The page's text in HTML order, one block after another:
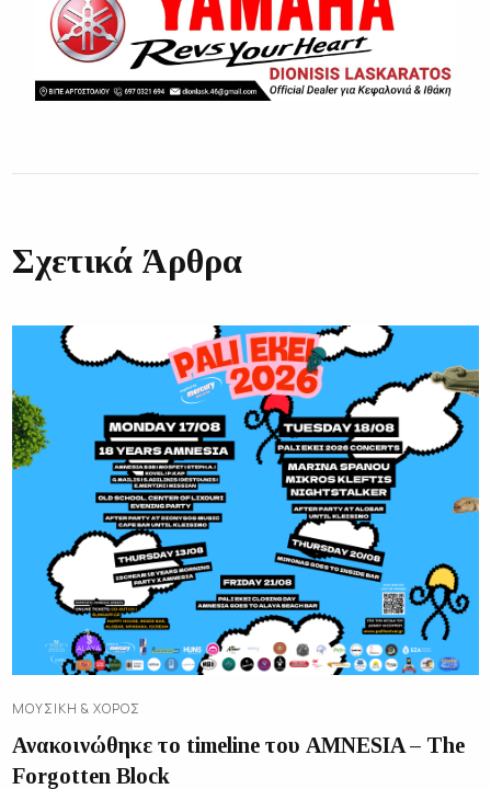
Σχετικά Άρθρα
ΜΟΥΣΙΚΉ & ΧΟΡΌΣ
Ανακοινώθηκε το timeline του AMNESIA – The
Forgotten Block